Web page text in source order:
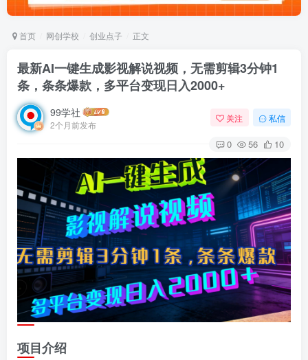
首页 网创学校 创业点子 正文
最新AI一键生成影视解说视频，无需剪辑3分钟1
条，条条爆款，多平台变现日入2000+
99学社
2个月前发布
关注 私信
0 56 10
项目介绍